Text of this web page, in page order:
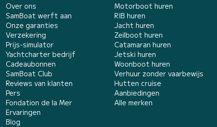
Over ons
SamBoat werft aan
Onze garanties
Verzekering
Prijs-simulator
Yachtcharter bedrijf
Cadeaubonnen
SamBoat Club
Reviews van klanten
Pers
Fondation de la Mer
Ervaringen
Blog
Motorboot huren
RIB huren
Jacht huren
Zeilboot huren
Catamaran huren
Jetski huren
Woonboot huren
Verhuur zonder vaarbewijs
Hutten cruise
Aanbiedingen
Alle merken